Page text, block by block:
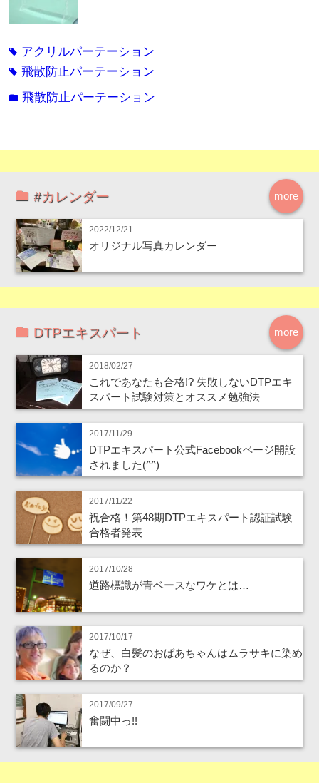
tag アクリルパーテーション
tag飛散防止パーテーション
folder飛散防止パーテーション
more
#カレンダー
2022/12/21
オリジナル写真カレンダー
more
DTPエキスパート
2018/02/27
これであなたも合格!? 失敗しないDTPエキ
スパート試験対策とオススメ勉強法
2017/11/29
DTPエキスパート公式Facebookページ開設
されました(^^)
2017/11/22
祝合格！第48期DTPエキスパート認証試験
合格者発表
2017/10/28
道路標識が青ベースなワケとは…
2017/10/17
なぜ、白髪のおばあちゃんはムラサキに染め
るのか？
2017/09/27
奮闘中っ!!